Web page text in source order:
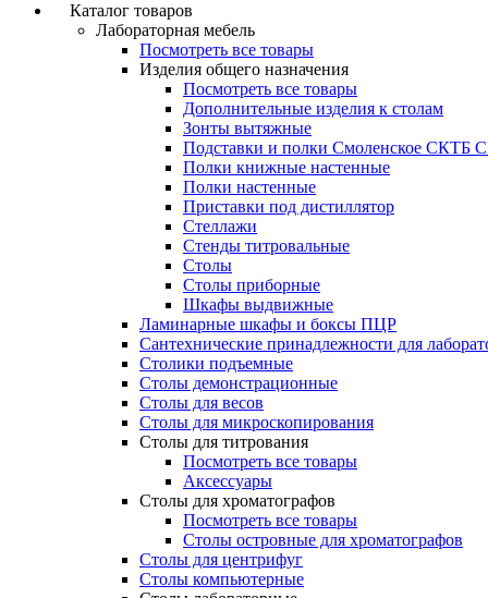
Каталог товаров
Лабораторная мебель
Посмотреть все товары
Изделия общего назначения
Посмотреть все товары
Дополнительные изделия к столам
Зонты вытяжные
Подставки и полки Смоленское СКТБ
Полки книжные настенные
Полки настенные
Приставки под дистиллятор
Стеллажи
Стенды титровальные
Столы
Столы приборные
Шкафы выдвижные
Ламинарные шкафы и боксы ПЦР
Сантехнические принадлежности для
Столики подъемные
Столы демонстрационные
Столы для весов
Столы для микроскопирования
Столы для титрования
Посмотреть все товары
Аксессуары
Столы для хроматографов
Посмотреть все товары
Столы островные для хроматографов
Столы для центрифуг
Столы компьютерные